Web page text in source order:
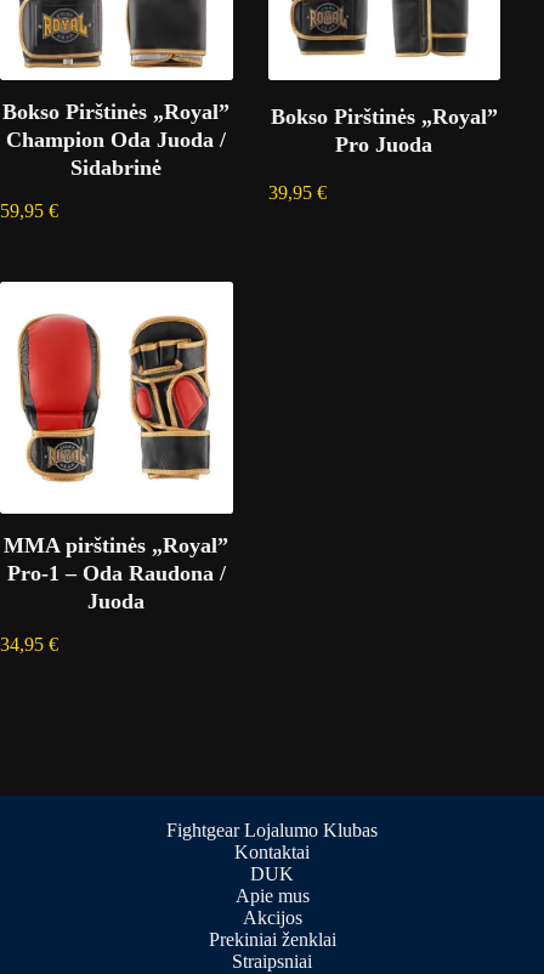
Bokso Pirštinės „Royal”
Champion Oda Juoda /
Sidabrinė
59,95 €
Bokso Pirštinės „Royal”
Pro Juoda
39,95 €
MMA pirštinės „Royal”
Pro-1 – Oda Raudona /
Juoda
34,95 €
Fightgear Lojalumo Klubas
Kontaktai
DUK
Apie mus
Akcijos
Prekiniai ženklai
Straipsniai